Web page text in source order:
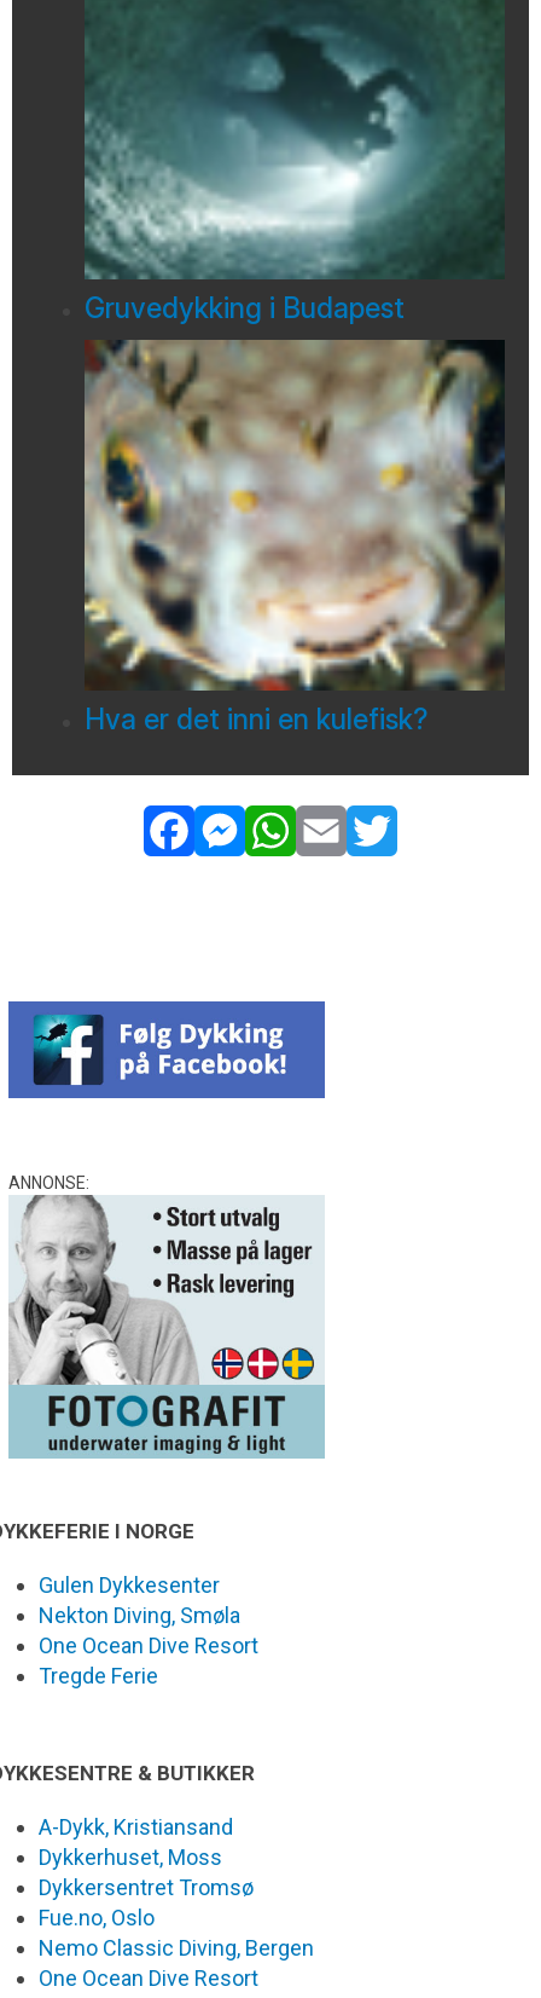
Gruvedykking i Budapest
Hva er det inni en kulefisk?
ANNONSE:
I NORGE
Gulen Dykkesenter
Nekton Diving, Smøla
One Ocean Dive Resort
Tregde Ferie
& BUTIKKER
A-Dykk, Kristiansand
Dykkerhuset, Moss
Dykkersentret Tromsø
Fue.no, Oslo
Nemo Classic Diving, Bergen
One Ocean Dive Resort